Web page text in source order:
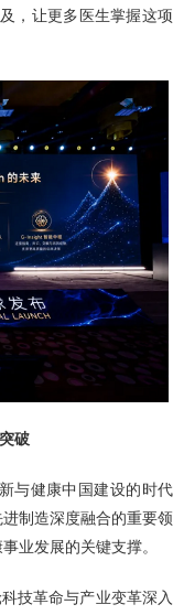
，让更多医生掌握这项
破
与健康中国建设的时代
制造深度融合的重要领
业发展的关键支撑。
技革命与产业变革深入